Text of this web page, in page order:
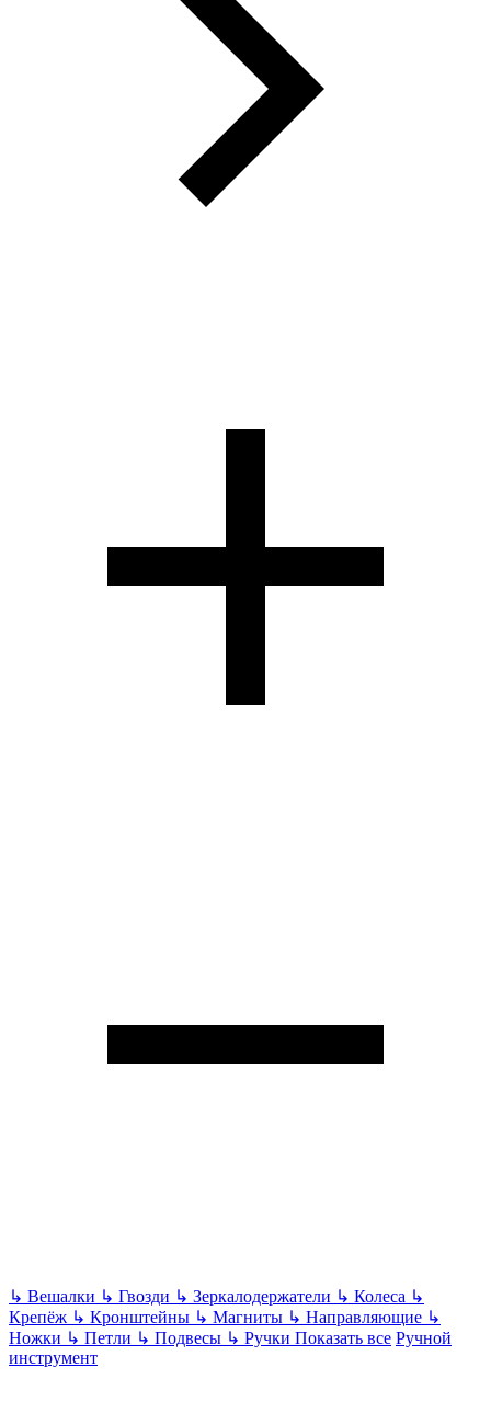
↳ Вешалки ↳ Гвозди ↳ Зеркалодержатели ↳ Колеса ↳
Крепёж ↳ Кронштейны ↳ Магниты ↳ Направляющие ↳
Ножки ↳ Петли ↳ Подвесы ↳ Ручки Показать все Ручной
инструмент